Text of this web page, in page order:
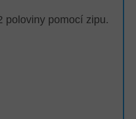
poloviny pomocí zipu.